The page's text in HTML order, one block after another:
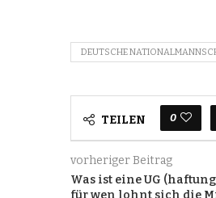
DEUTSCHE
TEILEN 0
vorheriger Beitrag
Was ist eine UG
für wen lohnt sich die